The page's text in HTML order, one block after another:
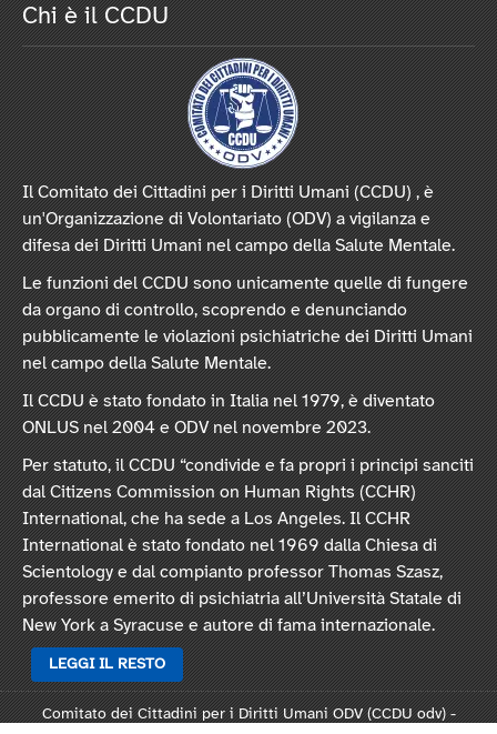
Chi è il CCDU
Il Comitato dei Cittadini per i Diritti Umani (CCDU) , è
un'Organizzazione di Volontariato (ODV) a vigilanza e
difesa dei Diritti Umani nel campo della Salute Mentale.
Le funzioni del CCDU sono unicamente quelle di fungere
da organo di controllo, scoprendo e denunciando
pubblicamente le violazioni psichiatriche dei Diritti Umani
nel campo della Salute Mentale.
Il CCDU è stato fondato in Italia nel 1979, è diventato
ONLUS nel 2004 e ODV nel novembre 2023.
Per statuto, il CCDU “condivide e fa propri i principi sanciti
dal Citizens Commission on Human Rights (CCHR)
International, che ha sede a Los Angeles. Il CCHR
International è stato fondato nel 1969 dalla Chiesa di
Scientology e dal compianto professor Thomas Szasz,
professore emerito di psichiatria all’Università Statale di
New York a Syracuse e autore di fama internazionale.
LEGGI IL RESTO
Comitato dei Cittadini per i Diritti Umani ODV (CCDU odv) -